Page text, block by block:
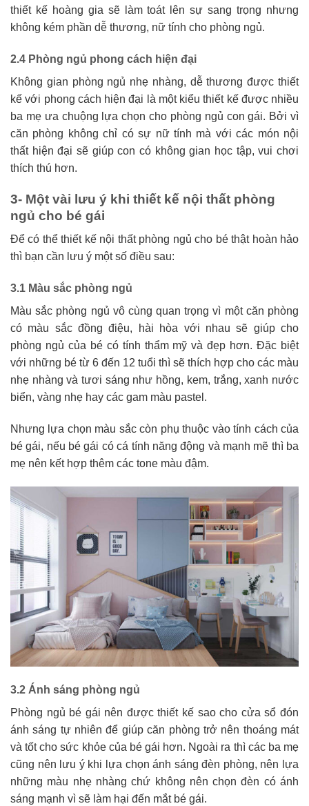
thiết kế hoàng gia sẽ làm toát lên sự sang trọng nhưng
không kém phần dễ thương, nữ tính cho phòng ngủ.
2.4 Phòng ngủ phong cách hiện đại
Không gian phòng ngủ nhẹ nhàng, dễ thương được thiết
kế với phong cách hiện đại là một kiểu thiết kế được nhiều
ba mẹ ưa chuộng lựa chọn cho phòng ngủ con gái. Bởi vì
căn phòng không chỉ có sự nữ tính mà với các món nội
thất hiện đại sẽ giúp con có không gian học tập, vui chơi
thích thú hơn.
3- Một vài lưu ý khi thiết kế nội thất phòng
ngủ cho bé gái
Để có thể thiết kế nội thất phòng ngủ cho bé thật hoàn hảo
thì bạn cần lưu ý một số điều sau:
3.1 Màu sắc phòng ngủ
Màu sắc phòng ngủ vô cùng quan trọng vì một căn phòng
có màu sắc đồng điệu, hài hòa với nhau sẽ giúp cho
phòng ngủ của bé có tính thẩm mỹ và đẹp hơn. Đặc biệt
với những bé từ 6 đến 12 tuổi thì sẽ thích hợp cho các màu
nhẹ nhàng và tươi sáng như hồng, kem, trắng, xanh nước
biển, vàng nhẹ hay các gam màu pastel.
Nhưng lựa chọn màu sắc còn phụ thuộc vào tính cách của
bé gái, nếu bé gái có cá tính năng động và mạnh mẽ thì ba
mẹ nên kết hợp thêm các tone màu đậm.
3.2 Ánh sáng phòng ngủ
Phòng ngủ bé gái nên được thiết kế sao cho cửa sổ đón
ánh sáng tự nhiên để giúp căn phòng trở nên thoáng mát
và tốt cho sức khỏe của bé gái hơn. Ngoài ra thì các ba mẹ
cũng nên lưu ý khi lựa chọn ánh sáng đèn phòng, nên lựa
những màu nhẹ nhàng chứ không nên chọn đèn có ánh
sáng mạnh vì sẽ làm hại đến mắt bé gái.